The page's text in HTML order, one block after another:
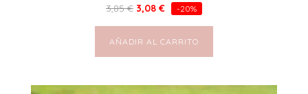
3,85€ 3,08 € -20%
AÑADIR AL CARRITO